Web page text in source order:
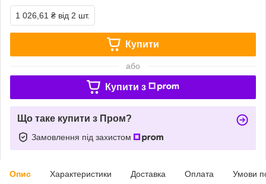
1 026,61 ₴ від 2 шт.
Купити
або
Купити з
Що таке купити з Пром?
Замовлення під захистом
Опис Характеристики Доставка Оплата Умови